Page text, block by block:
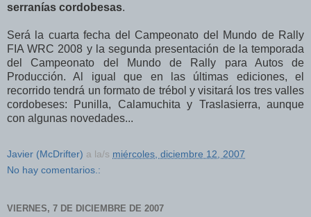
serranías cordobesas.
Será la cuarta fecha del Campeonato del Mundo de Rally
FIA WRC 2008 y la segunda presentación de la temporada
del Campeonato del Mundo de Rally para Autos de
Producción. Al igual que en las últimas ediciones, el
recorrido tendrá un formato de trébol y visitará los tres valles
cordobeses: Punilla, Calamuchita y Traslasierra, aunque
con algunas novedades...
Javier (McDrifter) a la/s miércoles, diciembre 12, 2007
No hay comentarios.:
VIERNES, 7 DE DICIEMBRE DE 2007